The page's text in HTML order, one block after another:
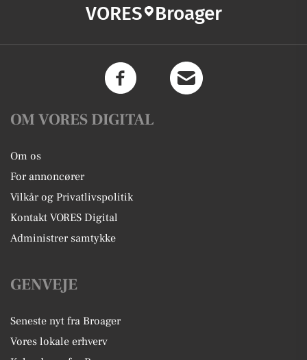
VORES Broager
OM VORES DIGITAL
Om os
For annoncører
Vilkår og Privatlivspolitik
Kontakt VORES Digital
Administrer samtykke
GENVEJE
Seneste nyt fra Broager
Vores lokale erhverv